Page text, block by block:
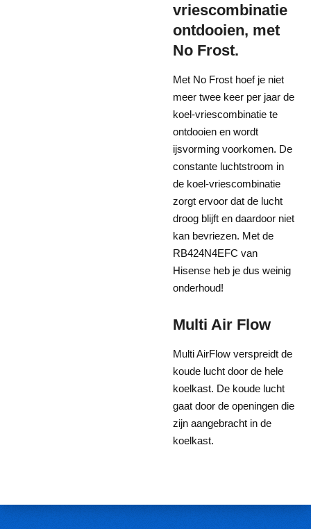
vriescombinatie
ontdooien, met
No Frost.
Met No Frost hoef je niet
meer twee keer per jaar de
koel-vriescombinatie te
ontdooien en wordt
ijsvorming voorkomen. De
constante luchtstroom in
de koel-vriescombinatie
zorgt ervoor dat de lucht
droog blijft en daardoor niet
kan bevriezen. Met de
RB424N4EFC van
Hisense heb je dus weinig
onderhoud!
Multi Air Flow
Multi AirFlow verspreidt de
koude lucht door de hele
koelkast. De koude lucht
gaat door de openingen die
zijn aangebracht in de
koelkast.